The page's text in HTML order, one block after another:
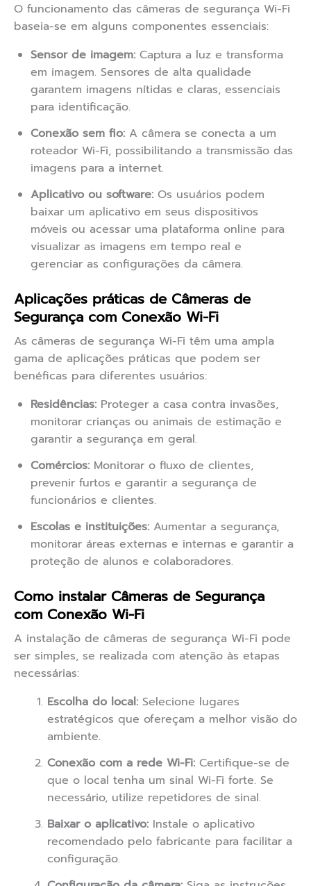
O funcionamento das câmeras de segurança Wi-Fi
baseia-se em alguns componentes essenciais:
Sensor de imagem: Captura a luz e transforma
em imagem. Sensores de alta qualidade
garantem imagens nítidas e claras, essenciais
para identificação.
Conexão sem fio: A câmera se conecta a um
roteador Wi-Fi, possibilitando a transmissão das
imagens para a internet.
Aplicativo ou software: Os usuários podem
baixar um aplicativo em seus dispositivos
móveis ou acessar uma plataforma online para
visualizar as imagens em tempo real e
gerenciar as configurações da câmera.
Aplicações práticas de Câmeras de
Segurança com Conexão Wi-Fi
As câmeras de segurança Wi-Fi têm uma ampla
gama de aplicações práticas que podem ser
benéficas para diferentes usuários:
Residências: Proteger a casa contra invasões,
monitorar crianças ou animais de estimação e
garantir a segurança em geral.
Comércios: Monitorar o fluxo de clientes,
prevenir furtos e garantir a segurança de
funcionários e clientes.
Escolas e instituições: Aumentar a segurança,
monitorar áreas externas e internas e garantir a
proteção de alunos e colaboradores.
Como instalar Câmeras de Segurança
com Conexão Wi-Fi
A instalação de câmeras de segurança Wi-Fi pode
ser simples, se realizada com atenção às etapas
necessárias:
Escolha do local: Selecione lugares
estratégicos que ofereçam a melhor visão do
ambiente.
Conexão com a rede Wi-Fi: Certifique-se de
que o local tenha um sinal Wi-Fi forte. Se
necessário, utilize repetidores de sinal.
Baixar o aplicativo: Instale o aplicativo
recomendado pelo fabricante para facilitar a
configuração.